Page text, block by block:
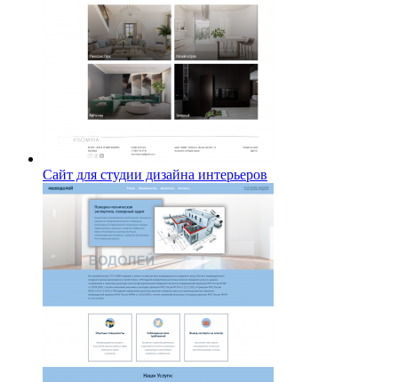
Сайт для студии дизайна интерьеров